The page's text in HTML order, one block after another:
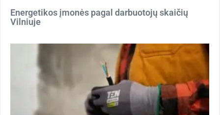
Energetikos įmonės pagal darbuotojų skaičių
Vilniuje